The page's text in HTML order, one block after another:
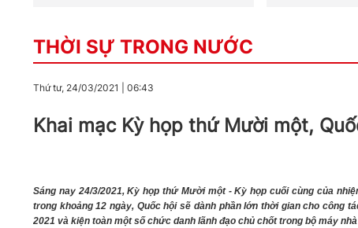
THỜI SỰ QUỐC TẾ
KỶ NIỆM 110 NĂM NGÀY BÁC HỒ RA ĐI
CHÀO MỪNG KỶ NIỆM 75 NĂM NGÀY
TRUYỀN THỐNG LỰC LƯỢNG VŨ TRANG
QUÂN KHU 4 (15/10/1945 - 15/10/2020)
THỜI SỰ TRONG NƯỚC
Thứ tư, 24/03/2021 06:43
Khai mạc Kỳ họp thứ Mười một,
Sáng nay 24/3/2021, Kỳ họp thứ Mười một - Kỳ họp cuối cùng của
trong khoảng 12 ngày, Quốc hội sẽ dành phần lớn thời gian cho công
2021 và kiện toàn một số chức danh lãnh đạo chủ chốt trong bộ máy